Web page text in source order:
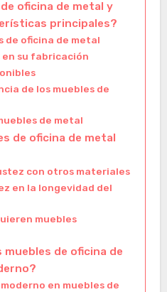
oficina de metal y
principales?
de oficina de metal
su fabricación
de los muebles de
de metal
de oficina de metal
con otros materiales
en la longevidad del
muebles
de oficina de
en muebles de